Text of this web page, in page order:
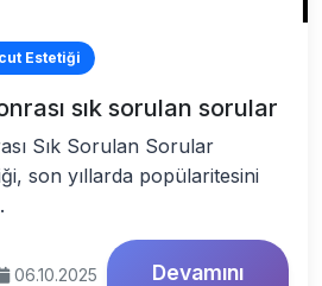
Estetiği
sık sorulan sorular
Sık Sorulan Sorular
son yıllarda popülaritesini
06.10.2025
Devamını